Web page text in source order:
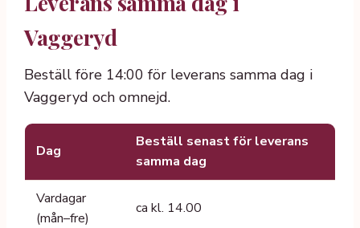
Vaggeryd
Beställ före 14:00 för leverans samma dag i
Vaggeryd och omnejd.
Dag
Beställ senast för leverans
samma dag
Vardagar
(mån–fre)
ca kl. 14.00